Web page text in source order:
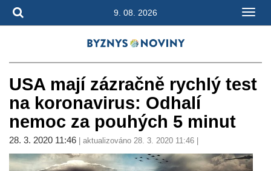
9. 08. 2026
USA mají zázračně rychlý test
na koronavirus: Odhalí
nemoc za pouhých 5 minut
28. 3. 2020 11:46 | aktualizováno 28. 3. 2020 11:46 |